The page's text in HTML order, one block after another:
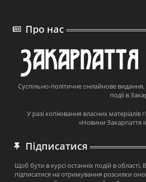
Про нас
Суспільно-політичне онлайнове
події в
У разі копіювання власних матеріалів
«Новини Закарпаття
Підписатися
Щоб бути в курсі останніх подій в
підписатися на отримування розсилки